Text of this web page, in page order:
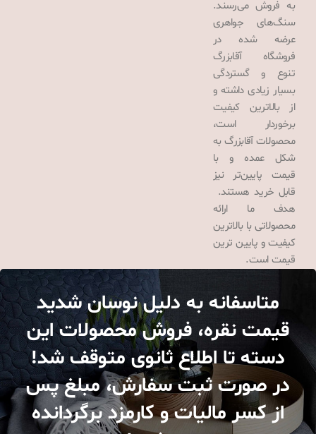
به فروش می‌رسند.
سنگ‌های جواهری
عرضه شده در
فروشگاه آقابزرگ
تنوع و گستردگی
بسیار زیادی داشته و
از بالاترین کیفیت
برخوردار است،
محصولات آقابزرگ به
شکل عمده و با
قیمت پایین‌تر نیز
قابل خرید هستند.
هدف ما ارائه
محصولاتی با بالاترین
کیفیت و پایین ترین
قیمت است.
متاسفانه به دلیل نوسان شدید
قیمت نقره، فروش محصولات این
دسته تا اطلاع ثانوی متوقف شد!
در صورت ثبت سفارش، مبلغ پس
از کسر مالیات و کارمزد برگردانده